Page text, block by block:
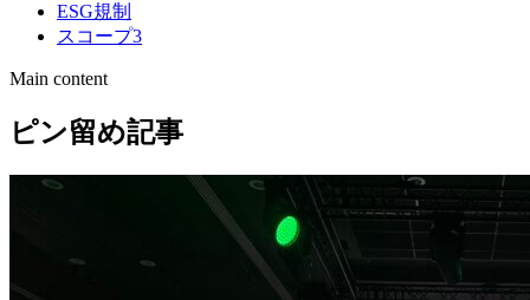
ESG規制
スコープ3
Main content
ピン留め記事